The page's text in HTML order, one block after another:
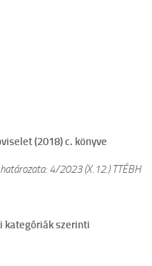
(2018)c. könyve
4/2023 (X.12.) TTÉBH
kategóriák szerinti